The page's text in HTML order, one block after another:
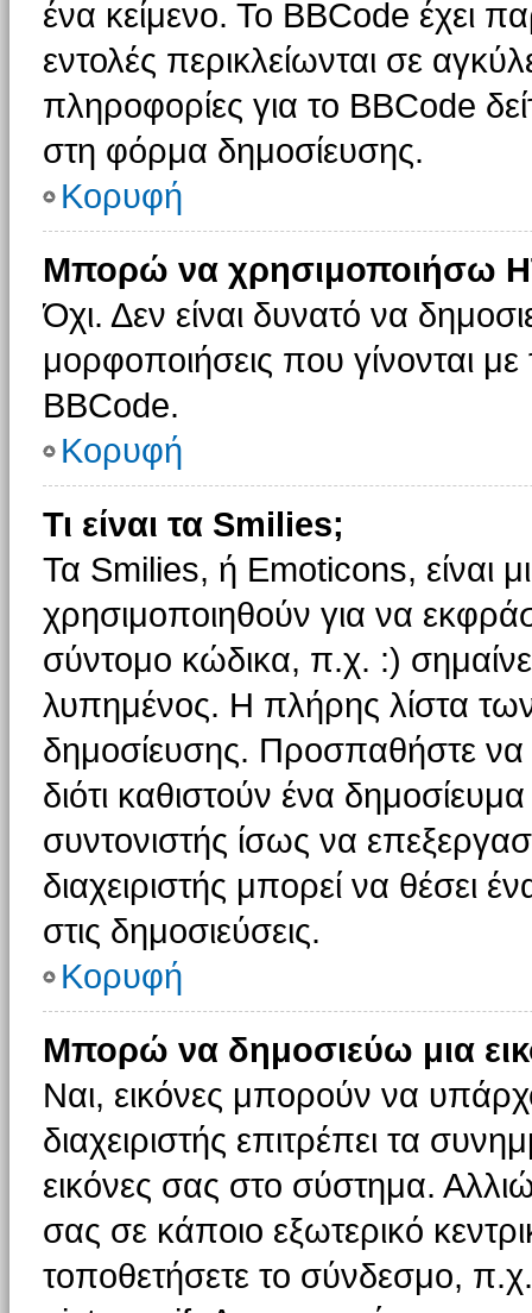
ένα κείμενο. Το BBCode έχει
εντολές περικλείωνται σε
πληροφορίες για το BBCode
στη φόρμα δημοσίευσης.
Κορυφή
Μπορώ να χρησιμοποιήσω
Όχι. Δεν είναι δυνατό να
μορφοποιήσεις που γίνονται
BBCode.
Κορυφή
Τι είναι τα Smilies;
Τα Smilies, ή Emoticons, είναι
χρησιμοποιηθούν για να
σύντομο κώδικα, π.χ. :)
λυπημένος. Η πλήρης λίστα των
δημοσίευσης. Προσπαθήστε να
διότι καθιστούν ένα
συντονιστής ίσως να
διαχειριστής μπορεί να θέσει
στις δημοσιεύσεις.
Κορυφή
Μπορώ να δημοσιεύω μια
Ναι, εικόνες μπορούν να
διαχειριστής επιτρέπει τα
εικόνες σας στο σύστημα.
σας σε κάποιο εξωτερικό
τοποθετήσετε το σύνδεσμο,